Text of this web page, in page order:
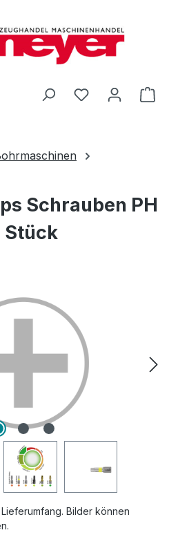
Du hast 0
Schrauben PH
Stück
Bilder können